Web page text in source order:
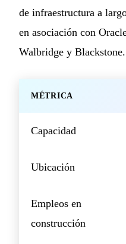
de infraestructura a
en asociación con
Walbridge y Blackstone.
MÉTRICA
Capacidad
Ubicación
Empleos en
construcción